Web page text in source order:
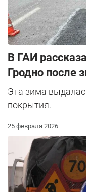
В ГАИ
Гродно после
Эта зима
покрытия.
25 февраля 2026